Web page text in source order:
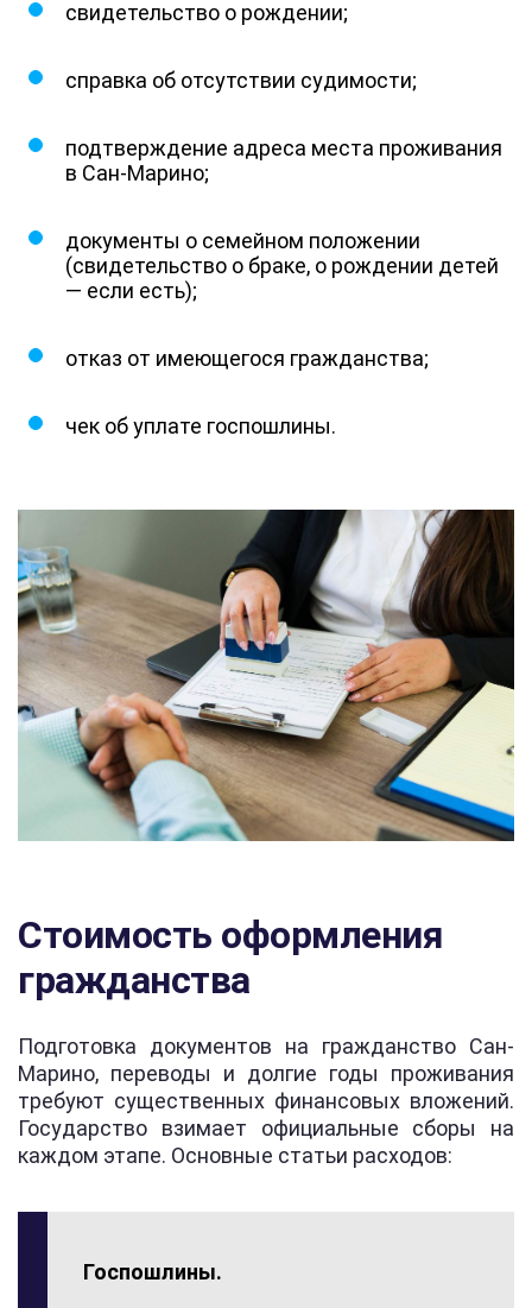
свидетельство о рождении;
справка об отсутствии судимости;
подтверждение адреса места проживания
в Сан-Марино;
документы о семейном положении
(свидетельство о браке, о рождении детей
— если есть);
отказ от имеющегося гражданства;
чек об уплате госпошлины.
Стоимость оформления
гражданства
Подготовка документов на гражданство Сан-
Марино, переводы и долгие годы проживания
требуют существенных финансовых вложений.
Государство взимает официальные сборы на
каждом этапе. Основные статьи расходов:
Госпошлины.